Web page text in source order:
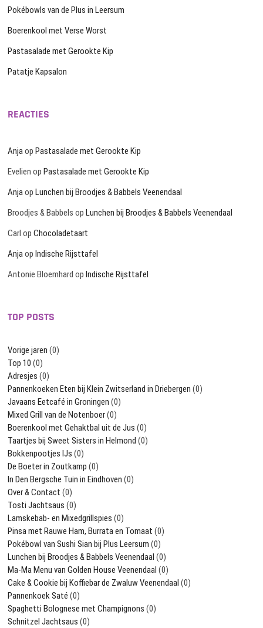
Pokébowls van de Plus in Leersum
Boerenkool met Verse Worst
Pastasalade met Gerookte Kip
Patatje Kapsalon
REACTIES
AnjaopPastasalade met Gerookte Kip
Evelien opPastasalade met Gerookte Kip
AnjaopLunchen bij Broodjes & Babbels Veenendaal
Broodjes & Babbels opLunchen bij Broodjes & Babbels Veenendaal
Carl opChocoladetaart
AnjaopIndische Rijsttafel
Antonie Bloemhard opIndische Rijsttafel
TOP POSTS
Vorige jaren (0)
Top 10 (0)
Adresjes (0)
Pannenkoeken Eten bij Klein Zwitserland in Driebergen (0)
Javaans Eetcafé in Groningen (0)
Mixed Grill van de Notenboer(0)
Boerenkool met Gehaktbal uit de Jus (0)
Taartjes bij Sweet Sisters in Helmond (0)
Bokkenpootjes IJs (0)
De Boeter in Zoutkamp (0)
In Den Bergsche Tuin in Eindhoven (0)
Over & Contact (0)
Tosti Jachtsaus (0)
Lamskebab- en Mixedgrillspies (0)
Pinsa met Rauwe Ham, Burrata en Tomaat (0)
Pokébowl van Sushi Sian bij Plus Leersum (0)
Lunchen bij Broodjes & Babbels Veenendaal (0)
Ma-Ma Menu van Golden House Veenendaal (0)
Cake & Cookie bij Koffiebar de Zwaluw Veenendaal (0)
Pannenkoek Saté (0)
Spaghetti Bolognese met Champignons (0)
Schnitzel Jachtsaus (0)